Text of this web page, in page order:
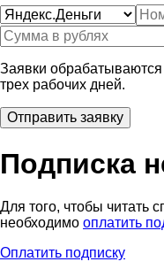
Заявки
трех рабочих дней.
Подписка
Для того, чтобы читать
необходимо оплатить
Оплатить подписку